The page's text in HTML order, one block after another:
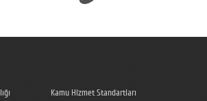
Kamu Hizmet Standartları